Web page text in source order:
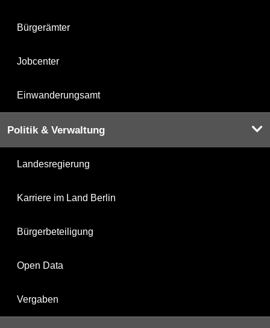
Bürgerämter
Jobcenter
Einwanderungsamt
Politik & Verwaltung
Landesregierung
Karriere im Land Berlin
Bürgerbeteiligung
Open Data
Vergaben